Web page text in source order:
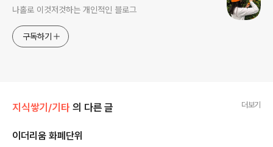
나홀로 이것저것하는 개인적인 블로그
구독하기
지식쌓기/기타 의 다른 글 더보기
이더리움 화폐단위